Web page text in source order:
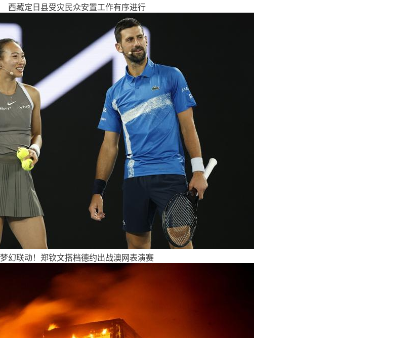
西藏定日县受灾民众安置工作有序进行
梦幻联动！郑钦文搭档德约出战澳网表演赛